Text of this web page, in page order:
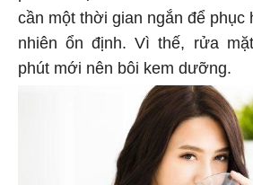
cần một thời gian ngắn để phục
nhiên ổn định. Vì thế, rửa
phút mới nên bôi kem dưỡng.